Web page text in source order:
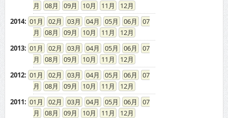
08
09 10 11
12
2014: 01 02 03 04 05 06
07
08
09 10 11
12
2013: 01 02 03 04 05 06
07
08
09 10 11
12
2012: 01 02 03 04 05 06
07
08
09 10 11
12
2011: 01 02 03 04 05 06
07
08
09 10 11
12